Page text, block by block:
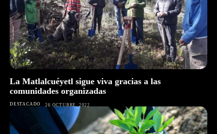
La Matlalcuéyetl sigue viva gracias a las
comunidades organizadas
DESTACADO 26 OCTUBRE, 2022